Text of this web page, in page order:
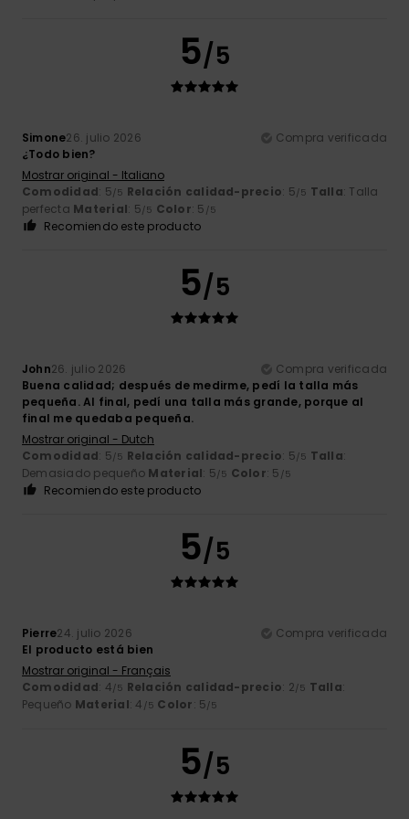
5/5
Simone26. julio 2026
Compra verificada
¿Todo bien?
Mostrar original - Italiano
Comodidad: 5/5 Relación calidad-precio: 5/5 Talla: Talla
perfecta Material: 5/5 Color: 5 /5
Recomiendo este producto
5/5
John26. julio 2026
Compra verificada
Buena calidad; después de medirme, pedí la talla más
pequeña. Al final, pedí una talla más grande, porque al
final me quedaba pequeña.
Mostrar original - Dutch
Comodidad: 5/5 Relación calidad-precio: 5/5 Talla:
Demasiado pequeño Material: 5/5 Color: 5 /5
Recomiendo este producto
5/5
Pierre24. julio 2026
Compra verificada
El producto está bien
Mostrar original - Français
Comodidad: 4/5 Relación calidad-precio: 2/5 Talla:
Pequeño Material: 4 /5 Color: 5/5
5/5